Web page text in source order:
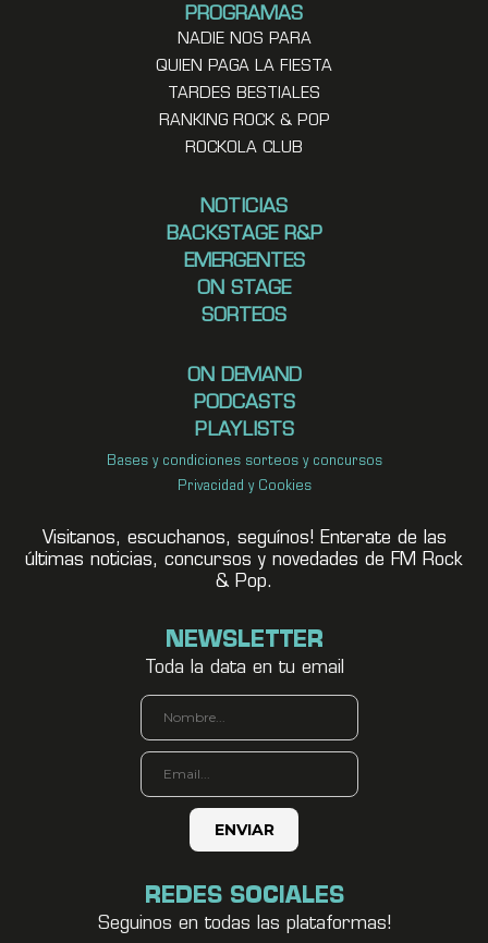
PROGRAMAS
NADIE NOS PARA
QUIEN PAGA LA FIESTA
TARDES BESTIALES
RANKING ROCK & POP
ROCKOLA CLUB
NOTICIAS
BACKSTAGE R&P
EMERGENTES
ON STAGE
SORTEOS
ON DEMAND
PODCASTS
PLAYLISTS
Bases y condiciones sorteos y concursos
Privacidad y Cookies
Visitanos, escuchanos, seguínos! Enterate de las
últimas noticias, concursos y novedades de FM Rock
& Pop.
NEWSLETTER
Toda la data en tu email
REDES SOCIALES
Seguinos en todas las plataformas!